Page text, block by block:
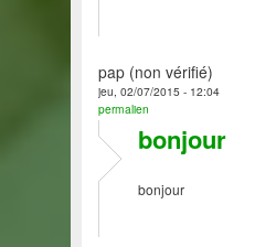
pap (non vérifié)
jeu, 02/07/2015 - 12:04
permalien
bonjour
bonjour